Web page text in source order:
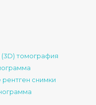
томография
снимки